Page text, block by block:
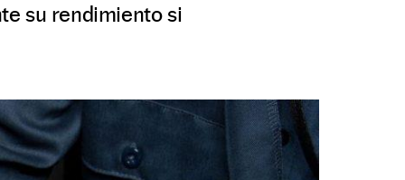
su rendimiento si